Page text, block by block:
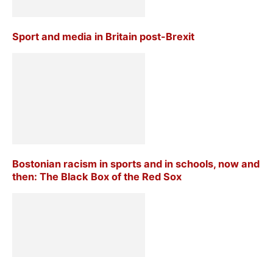
Sport and media in Britain post-Brexit
Bostonian racism in sports and in schools, now and
then: The Black Box of the Red Sox